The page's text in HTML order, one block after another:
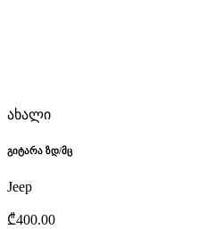
ახალი
გიტარა ზდ/მც
Jeep
₾400.00